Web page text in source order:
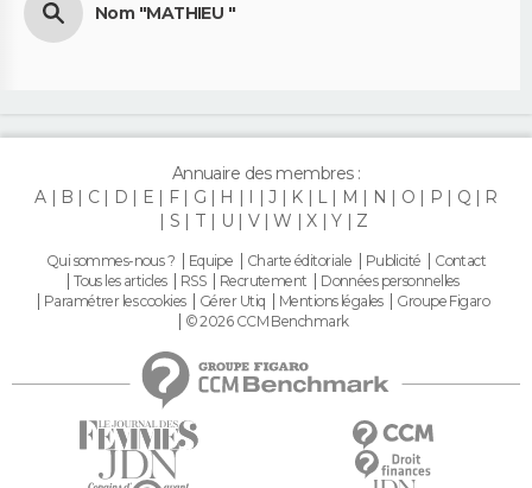
Nom "MATHIEU "
Annuaire des membres :
A
B C D E F G H I J K L M N O P Q
R
S
T U V W X Y Z
Qui sommes-nous ? Equipe Charte éditoriale Publicité
Contact
Tous les articles
RSS Recrutement
Données personnelles
Paramétrer les cookies
Gérer Utiq Mentions légales
Groupe Figaro
© 2026 CCM Benchmark